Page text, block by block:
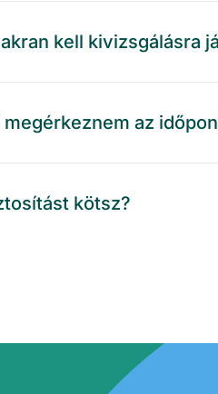
kell kivizsgálásra
az
kötsz?